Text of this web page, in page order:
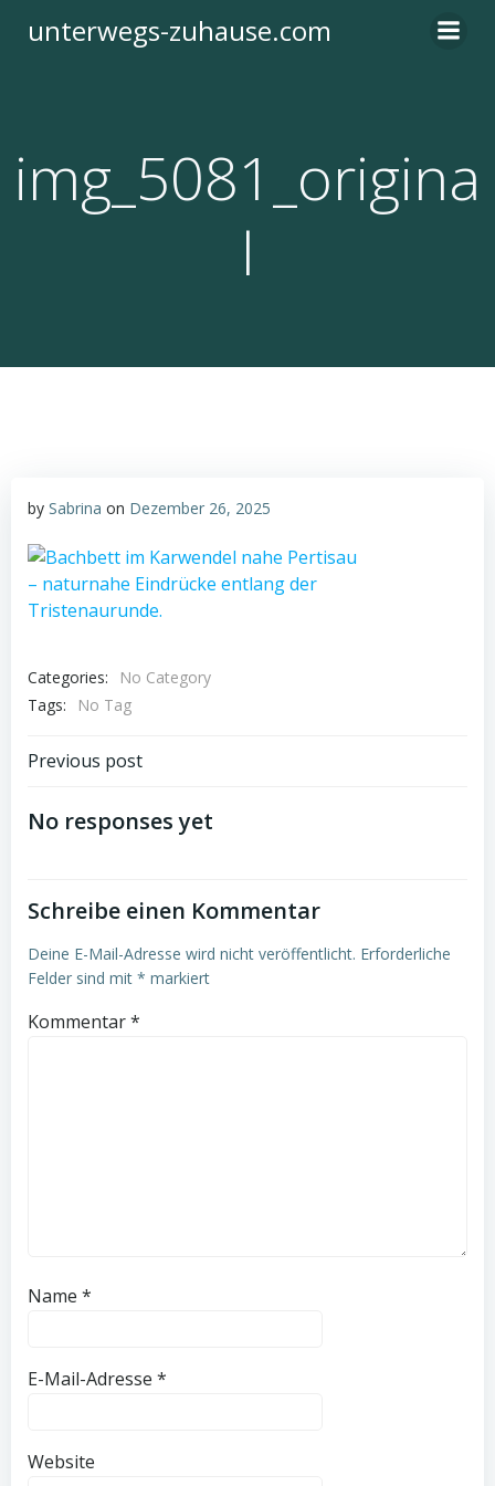
Inhalt
unterwegs-zuhause.com
img_5081_origina
l
by Sabrina on Dezember 26, 2025
Categories:
No Category
Tags:
No Tag
Post
navigation
Previous post
No responses yet
Schreibe einen Kommentar
Deine E-Mail-Adresse wird nicht veröffentlicht. Erforderliche
Felder sind mit * markiert
Kommentar*
Name *
E-Mail-Adresse *
Website